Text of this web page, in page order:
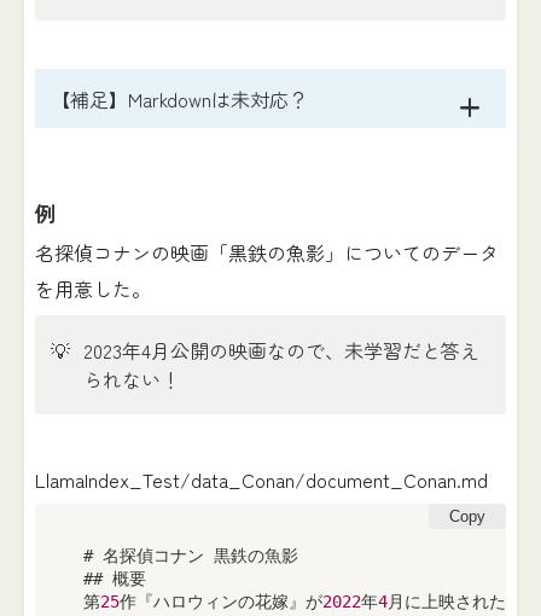
【補足】Markdownは未対応？
例
名探偵コナンの映画「黒鉄の魚影」についてのデータ
を用意した。
💡 2023年4月公開の映画なので、未学習だと答え
られない！
LlamaIndex_Test/data_Conan/document_Conan.md
Copy
# 名探偵コナン 黒鉄の魚影
## 概要
第25作『ハロウィンの花嫁』が2022年4月に上映された際